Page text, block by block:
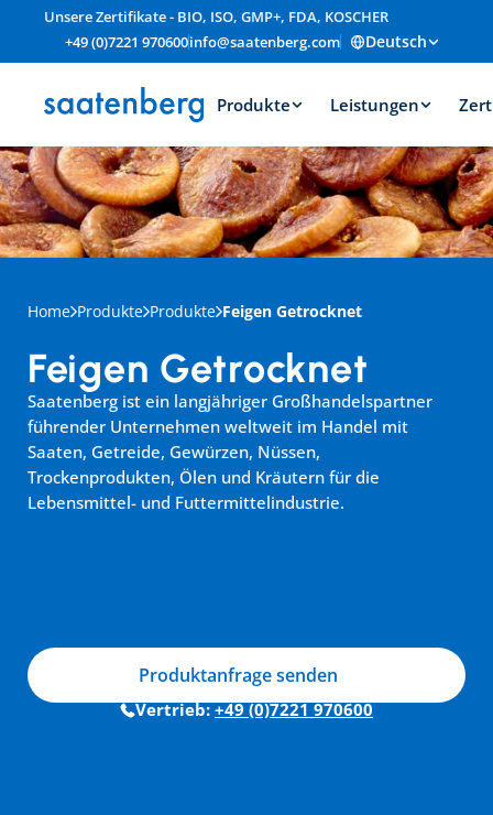
Unsere Zertifikate - BIO, ISO, GMP+, FDA, KOSCHER
+49 (0)7221 970600info@saatenberg.com Deutsch
Produkte Leistungen
Home Produkte Produkte Feigen Getrocknet
Saatenberg ist ein langjähriger Großhandelspartner
führender Unternehmen weltweit im Handel mit
Saaten, Getreide, Gewürzen, Nüssen,
Trockenprodukten, Ölen und Kräutern für die
Lebensmittel- und Futtermittelindustrie.
Feigen Getrocknet
Vertrieb: +49 (0)7221 970600
Produktanfrage senden